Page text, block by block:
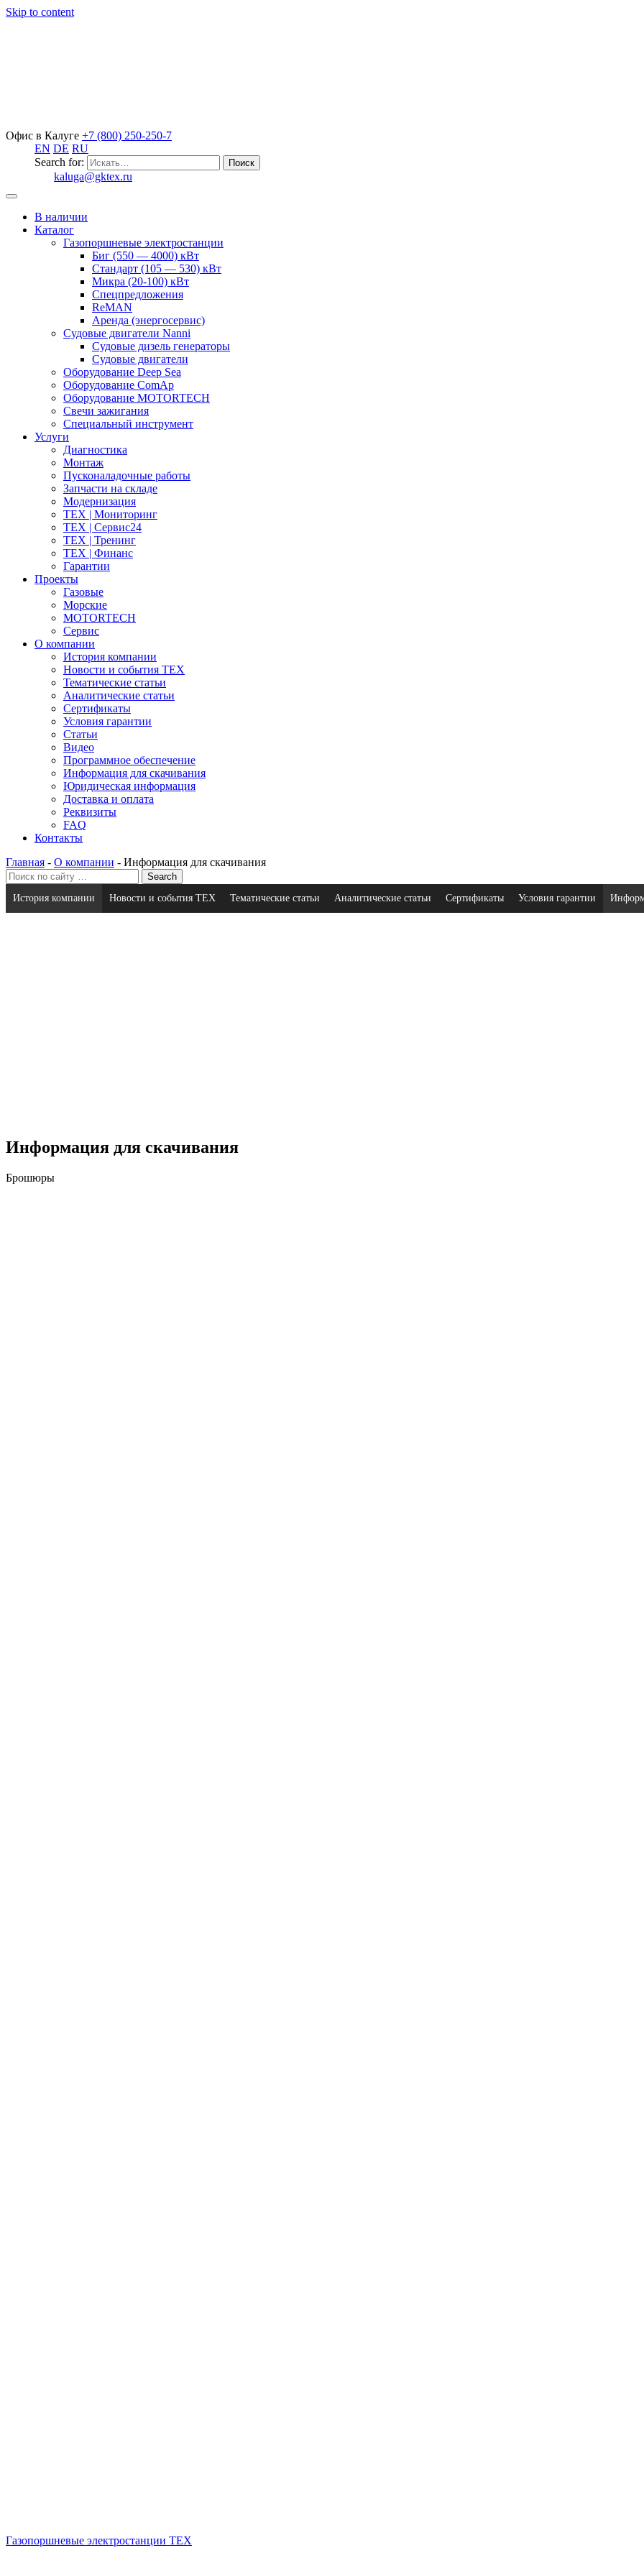
Skip to content
Офис в Калуге +7 (800) 250-250-7
EN DE RU
Search for:
kaluga@gktex.ru
В наличии
Каталог
Газопоршневые электростанции
Биг (550 — 4000) кВт
Стандарт (105 — 530) кВт
Микра (20-100) кВт
Спецпредложения
ReMAN
Аренда (энергосервис)
Судовые двигатели Nanni
Судовые дизель генераторы
Судовые двигатели
Оборудование Deep Sea
Оборудование ComAp
Оборудование MOTORTECH
Свечи зажигания
Специальный инструмент
Услуги
Диагностика
Монтаж
Пусконаладочные работы
Запчасти на складе
Модернизация
ТЕХ | Мониторинг
ТЕХ | Сервис24
ТЕХ | Тренинг
ТЕХ | Финанс
Гарантии
Проекты
Газовые
Морские
MOTORTECH
Сервис
О компании
История компании
Новости и события ТЕХ
Тематические статьи
Аналитические статьи
Сертификаты
Условия гарантии
Статьи
Видео
Программное обеспечение
Информация для скачивания
Юридическая информация
Доставка и оплата
Реквизиты
FAQ
Контакты
Главная - О компании - Информация для скачивания
История компании Новости и события ТЕХ Тематические статьи Аналитические статьи Сертификаты Условия гарантии
Информация для скачивания
Брошюры
Газопоршневые электростанции ТЕХ